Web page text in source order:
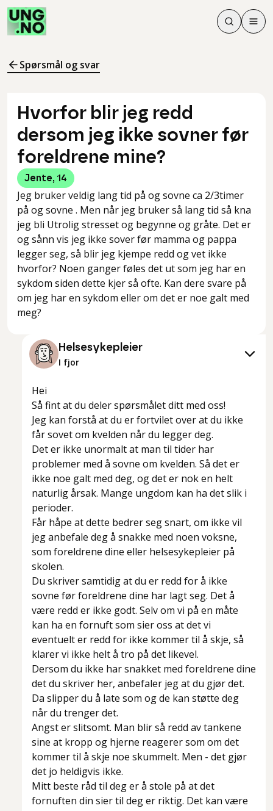
Søk
Søk
Meny
Spørsmål og svar
Hvorfor blir jeg redd
dersom jeg ikke sovner før
foreldrene mine?
Jente, 14
Jeg bruker veldig lang tid på og sovne ca 2/3timer
på og sovne . Men når jeg bruker så lang tid så kna
jeg bli Utrolig stresset og begynne og gråte. Det er
og sånn vis jeg ikke sover før mamma og pappa
legger seg, så blir jeg kjempe redd og vet ikke
hvorfor? Noen ganger føles det ut som jeg har en
sykdom siden dette kjer så ofte. Kan dere svare på
om jeg har en sykdom eller om det er noe galt med
meg?
Helsesykepleier
I fjor
Hei
Så fint at du deler spørsmålet ditt med oss!
Jeg kan forstå at du er fortvilet over at du ikke
får sovet om kvelden når du legger deg.
Det er ikke unormalt at man til tider har
problemer med å sovne om kvelden. Så det er
ikke noe galt med deg, og det er nok en helt
naturlig årsak. Mange ungdom kan ha det slik i
perioder.
Får håpe at dette bedrer seg snart, om ikke vil
jeg anbefale deg å snakke med noen voksne,
som foreldrene dine eller helsesykepleier på
skolen.
Du skriver samtidig at du er redd for å ikke
sovne før foreldrene dine har lagt seg. Det å
være redd er ikke godt. Selv om vi på en måte
kan ha en fornuft som sier oss at det vi
eventuelt er redd for ikke kommer til å skje, så
klarer vi ikke helt å tro på det likevel.
Dersom du ikke har snakket med foreldrene dine
det du skriver her, anbefaler jeg at du gjør det.
Da slipper du å late som og de kan støtte deg
når du trenger det.
Angst er slitsomt. Man blir så redd av tankene
sine at kropp og hjerne reagerer som om det
kommer til å skje noe skummelt. Men - det gjør
det jo heldigvis ikke.
Mitt beste råd til deg er å stole på at det
fornuften din sier til deg er riktig. Det kan være